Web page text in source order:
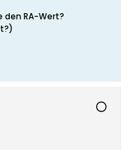
RA-Wert?